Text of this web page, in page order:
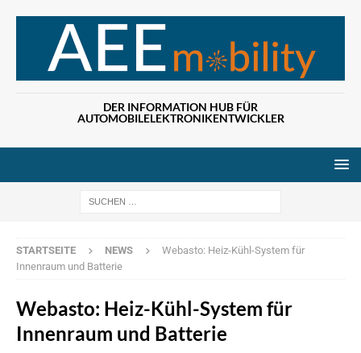
DER INFORMATION HUB FÜR
AUTOMOBILELEKTRONIKENTWICKLER
STARTSEITE NEWS
Webasto: Heiz-Kühl-System für
Innenraum und Batterie
Webasto: Heiz-Kühl-System für
Innenraum und Batterie